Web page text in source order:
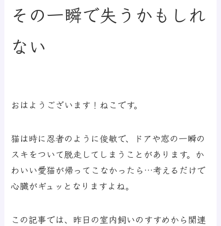
その一瞬で失うかもしれ
ない
おはようございます！ねこです。
猫は時に忍者のように俊敏で、ドアや窓の一瞬の
スキをついて脱走してしまうことがあります。か
わいい愛猫が帰ってこなかったら…考えるだけで
心臓がギュッとなりますよね。
この記事では、昨日の室内飼いのすすめから関連